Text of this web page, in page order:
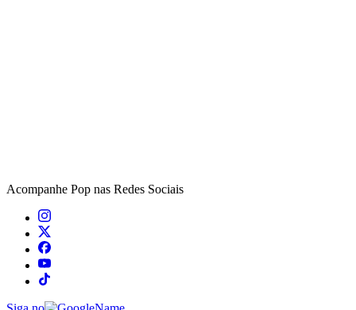
Acompanhe Pop nas Redes Sociais